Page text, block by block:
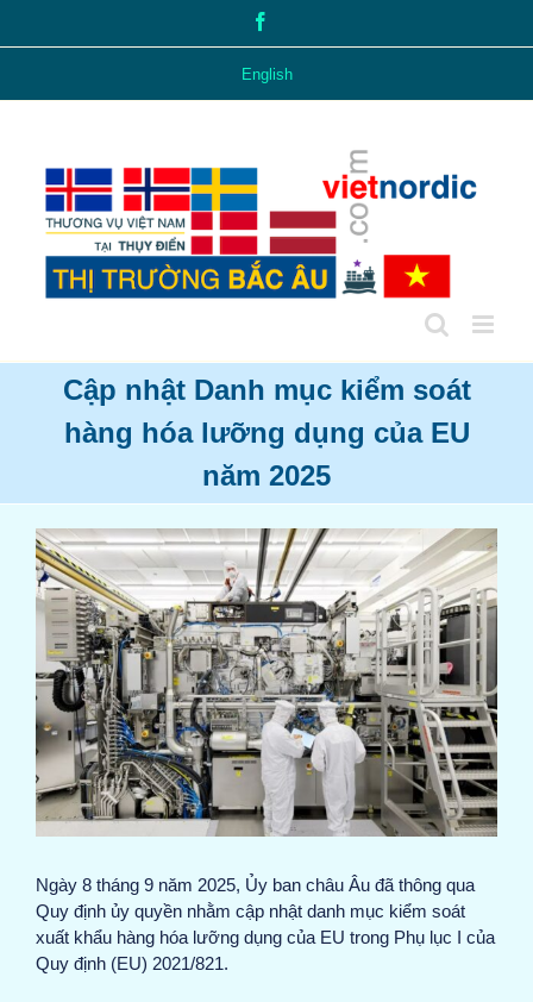
English
Cập nhật Danh mục kiểm soát
hàng hóa lưỡng dụng của EU
năm 2025
View
Larger
Image
Ngày 8 tháng 9 năm 2025, Ủy ban châu Âu đã thông qua
Quy định ủy quyền nhằm cập nhật danh mục kiểm soát
xuất khẩu hàng hóa lưỡng dụng của EU trong Phụ lục I của
Quy định (EU) 2021/821.